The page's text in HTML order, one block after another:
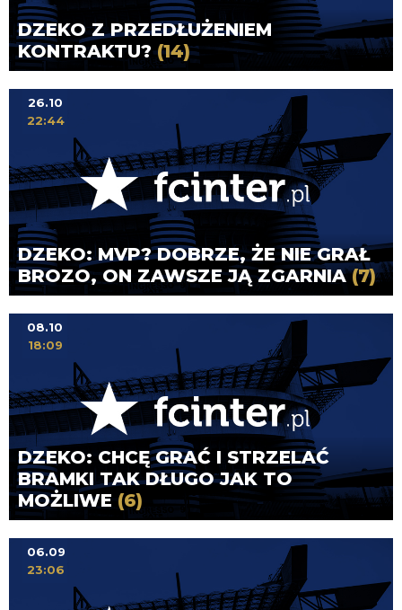
DZEKO Z PRZEDŁUŻENIEM
KONTRAKTU?(14)
DZEKO: MVP? DOBRZE, ŻE NIE GRAŁ
BROZO, ON ZAWSZE JĄ ZGARNIA(7)
26.10
22:44
DZEKO: CHCĘ GRAĆ I STRZELAĆ
BRAMKI TAK DŁUGO JAK TO
MOŻLIWE (6)
08.10
18:09
06.09
23:06